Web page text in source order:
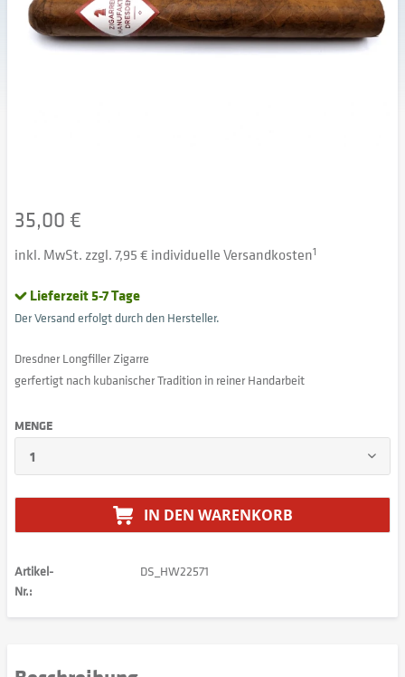
35,00 €
inkl. MwSt. zzgl. 7,95 € individuelle Versandkosten1
Lieferzeit 5-7 Tage
Der Versand erfolgt durch den Hersteller.
Dresdner Longfiller Zigarre
gerfertigt nach kubanischer Tradition in reiner Handarbeit
MENGE
IN DEN WARENKORB
Artikel-
Nr.:
DS_HW22571